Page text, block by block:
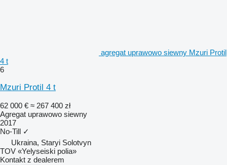
agregat uprawowo siewny Mzuri Protil
4 t
6
Mzuri Protil 4 t
62 000 € ≈ 267 400 zł
Agregat uprawowo siewny
2017
No-Till ✓
Ukraina, Staryi Solotvyn
TOV «Yelyseiski polia»
Kontakt z dealerem